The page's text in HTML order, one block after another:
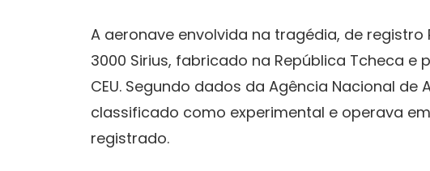
A aeronave envolvida na tragédia, de registro
3000 Sirius, fabricado na República Tcheca e
CEU. Segundo dados da Agência Nacional
classificado como experimental e operava
registrado.